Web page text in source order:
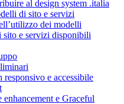
al design system .italia
di sito e servizi
dei modelli
e servizi disponibili
responsivo e accessibile
enhancement e Graceful